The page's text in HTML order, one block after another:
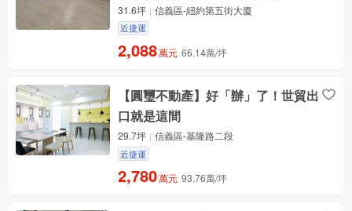
31.6坪 信義區-紐約第五街大廈
近捷運
2,088萬元 66.14萬/坪
【圓璽不動產】好「辦」了！世貿出
口就是這間
29.7坪 信義區-基隆路二段
近捷運
2,780萬元 93.76萬/坪